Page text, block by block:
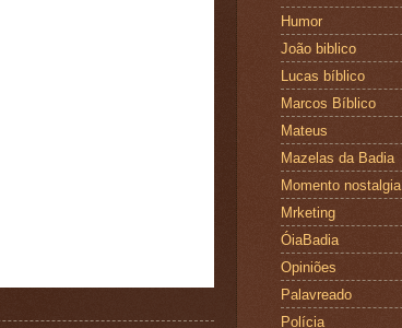
Humor
João biblico
Lucas bíblico
Marcos Bíblico
Mateus
Mazelas da Badia
Momento nostalgia
Mrketing
ÓiaBadia
Opiniões
Palavreado
Polícia